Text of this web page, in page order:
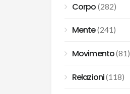
Corpo (282)
Mente(241)
Movimento(81)
Relazioni(118)